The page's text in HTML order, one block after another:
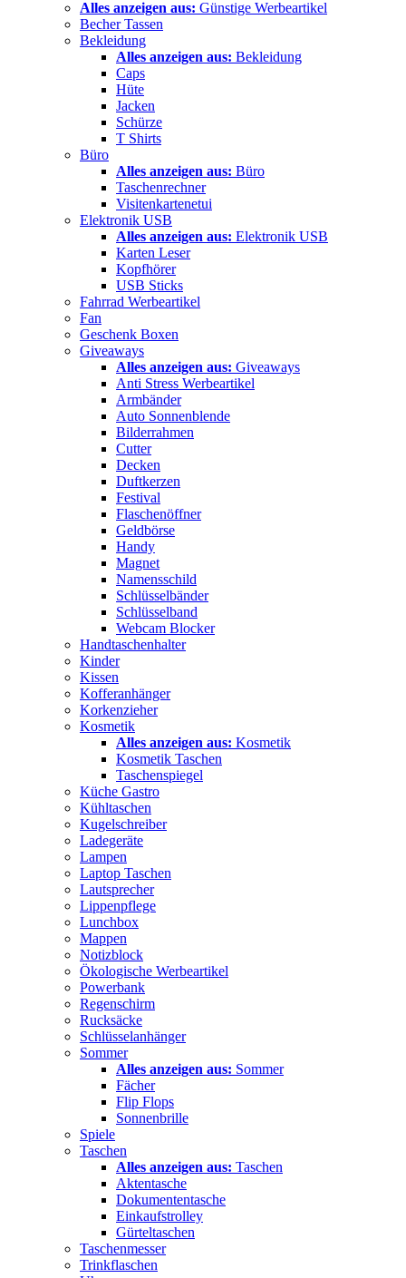
Alles anzeigen aus: Günstige Werbeartikel
Becher Tassen
Bekleidung
Alles anzeigen aus: Bekleidung
Caps
Hüte
Jacken
Schürze
T Shirts
Büro
Alles anzeigen aus: Büro
Taschenrechner
Visitenkartenetui
Elektronik USB
Alles anzeigen aus: Elektronik USB
Karten Leser
Kopfhörer
USB Sticks
Fahrrad Werbeartikel
Fan
Geschenk Boxen
Giveaways
Alles anzeigen aus: Giveaways
Anti Stress Werbeartikel
Armbänder
Auto Sonnenblende
Bilderrahmen
Cutter
Decken
Duftkerzen
Festival
Flaschenöffner
Geldbörse
Handy
Magnet
Namensschild
Schlüsselbänder
Schlüsselband
Webcam Blocker
Handtaschenhalter
Kinder
Kissen
Kofferanhänger
Korkenzieher
Kosmetik
Alles anzeigen aus: Kosmetik
Kosmetik Taschen
Taschenspiegel
Küche Gastro
Kühltaschen
Kugelschreiber
Ladegeräte
Lampen
Laptop Taschen
Lautsprecher
Lippenpflege
Lunchbox
Mappen
Notizblock
Ökologische Werbeartikel
Powerbank
Regenschirm
Rucksäcke
Schlüsselanhänger
Sommer
Alles anzeigen aus: Sommer
Fächer
Flip Flops
Sonnenbrille
Spiele
Taschen
Alles anzeigen aus: Taschen
Aktentasche
Dokumententasche
Einkaufstrolley
Gürteltaschen
Taschenmesser
Trinkflaschen